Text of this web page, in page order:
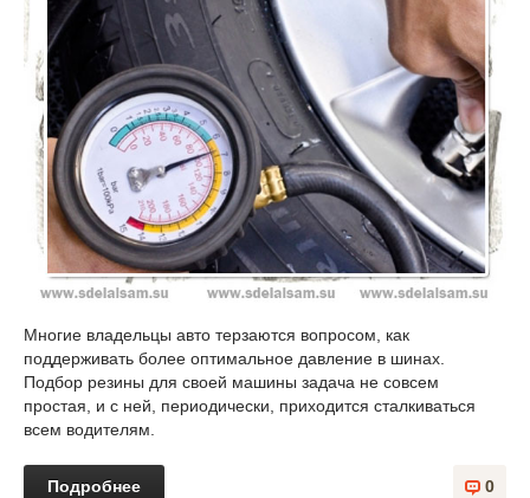
Многие владельцы авто терзаются вопросом, как
поддерживать более оптимальное давление в шинах.
Подбор резины для своей машины задача не совсем
простая, и с ней, периодически, приходится сталкиваться
всем водителям.
0
Подробнее